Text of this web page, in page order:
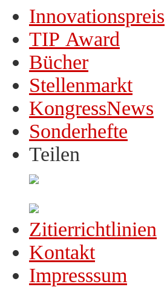
Innovationspreis
TIP Award
Bücher
Stellenmarkt
KongressNews
Sonderhefte
Teilen
Zitierrichtlinien
Kontakt
Impresssum